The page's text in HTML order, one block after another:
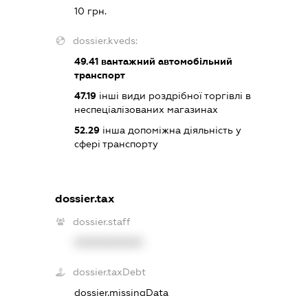
10 грн.
dossier.kveds:
49.41вантажний автомобільний
транспорт
47.19інші види роздрібної торгівлі в
неспеціалізованих магазинах
52.29інша допоміжна діяльність у
сфері транспорту
dossier.tax
dossier.staff
dossier.taxDebt
dossier.missingData